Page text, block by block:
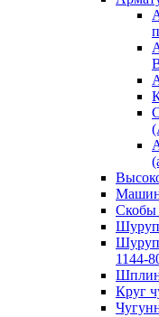
Скобы
1144-
Круг